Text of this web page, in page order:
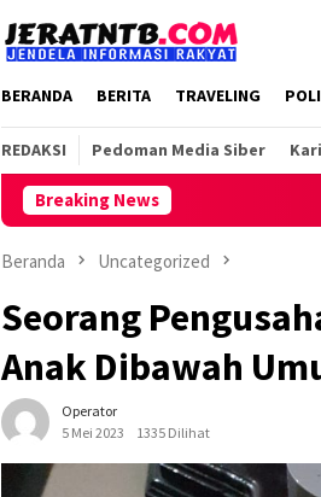
BERANDA BERITA TRAVELING
REDAKSI Pedoman Media Siber
Breaking News
Beranda Uncategorized
Seorang
Anak Dibawah
Operator
5 Mei 2023
1335 Dilihat